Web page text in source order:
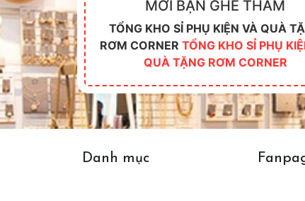
MỜI BẠN GHÉ THĂM
TỔNG KHO SỈ PHỤ KIỆN VÀ QUÀ
RƠM CORNER TỔNG KHO SỈ PHỤ
QUÀ TẶNG RƠM CORNER
Danh mục